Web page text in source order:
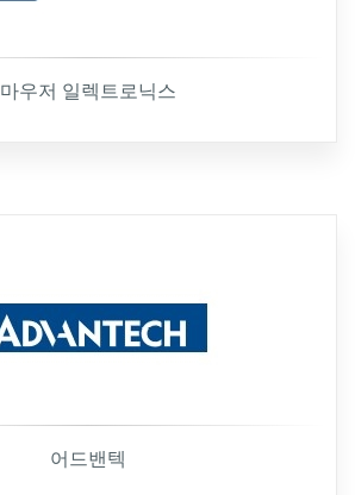
마우저 일렉트로닉스
어드밴텍